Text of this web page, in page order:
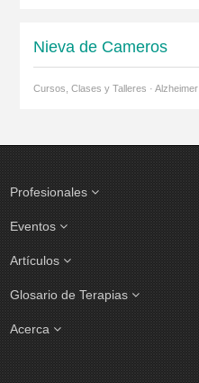
Nieva de Cameros
Cursos, Clases y Talleres · Alzheimer
Profesionales
Eventos
Artículos
Glosario de Terapias
Acerca